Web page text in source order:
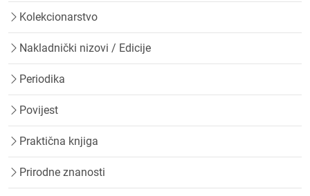
Kolekcionarstvo
Nakladnički nizovi / Edicije
Periodika
Povijest
Praktična knjiga
Prirodne znanosti